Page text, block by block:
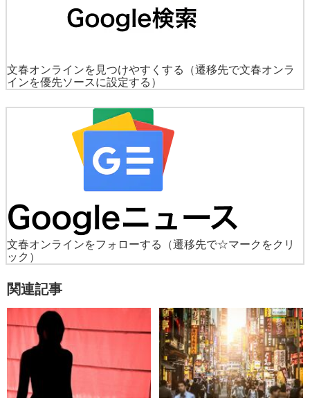
文春オンラインを見つけやすくする
（遷移先で文春オンラ
インを優先ソースに設定する）
文春オンラインをフォローする
（遷移先で☆マークをクリ
ック）
関連記事